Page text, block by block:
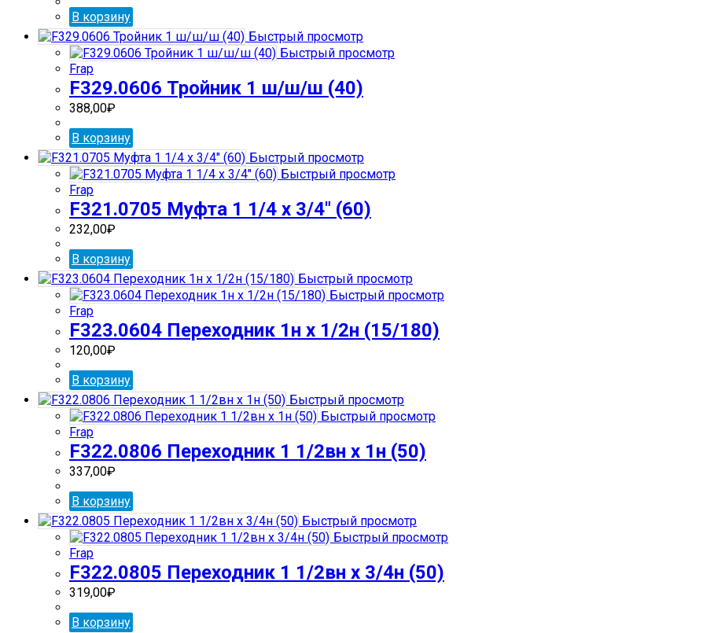
В корзину
Быстрый просмотр
Быстрый просмотр
Frap
F329.0606 Тройник 1 ш/ш/ш (40)
388,00₽
В корзину
Быстрый просмотр
Быстрый просмотр
Frap
F321.0705 Муфта 1 1/4 х 3/4″ (60)
232,00₽
В корзину
Быстрый просмотр
Быстрый просмотр
Frap
F323.0604 Переходник 1н х 1/2н (15/180)
120,00₽
В корзину
Быстрый просмотр
Быстрый просмотр
Frap
F322.0806 Переходник 1 1/2вн х 1н (50)
337,00₽
В корзину
Быстрый просмотр
Быстрый просмотр
Frap
F322.0805 Переходник 1 1/2вн х 3/4н (50)
319,00₽
В корзину